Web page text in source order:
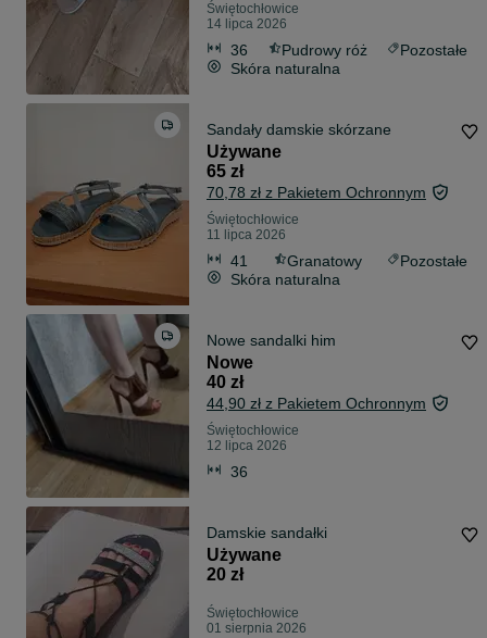
Świętochłowice
14 lipca 2026
36 Pudrowy róż
Pozostałe
Skóra naturalna
Sandały damskie skórzane
Używane
65 zł
70,78 zł z Pakietem Ochronnym
Świętochłowice
11 lipca 2026
41 Granatowy
Pozostałe
Skóra naturalna
Nowe sandalki him
Nowe
40 zł
44,90 zł z Pakietem Ochronnym
Świętochłowice
12 lipca 2026
36
Damskie sandałki
Używane
20 zł
Świętochłowice
01 sierpnia 2026